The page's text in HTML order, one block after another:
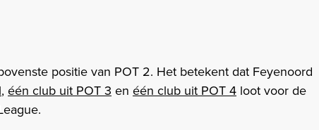
positie van POT 2. Het betekent dat Feyenoord
, één club uit POT 3 en één club uit POT 4 loot voor de